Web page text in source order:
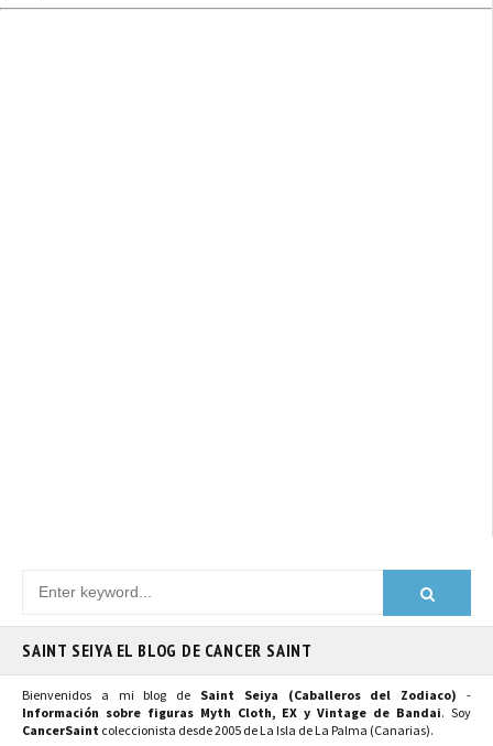
SAINT SEIYA EL BLOG DE CANCER SAINT
Bienvenidos a mi blog de Saint Seiya (Caballeros del Zodiaco) -
Información sobre figuras Myth Cloth, EX y Vintage de Bandai. Soy
CancerSaint coleccionista desde 2005 de La Isla de La Palma (Canarias).